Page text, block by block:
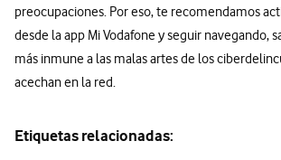
preocupaciones. Por eso, te recomendamos
desde la app Mi Vodafone y seguir navegando,
más inmune a las malas artes de los
acechan en la red.
Etiquetas relacionadas: